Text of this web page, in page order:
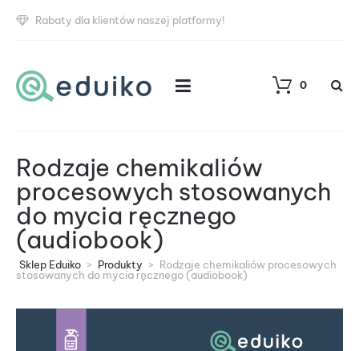
Rabaty dla klientów naszej platformy!
0
Rodzaje chemikaliów
procesowych stosowanych
do mycia ręcznego
(audiobook)
Sklep Eduiko > Produkty > Rodzaje chemikaliów procesowych
stosowanych do mycia ręcznego (audiobook)